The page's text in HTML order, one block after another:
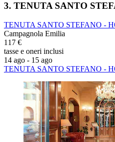
3. TENUTA SANTO
TENUTA SANTO STEFANO -
Campagnola Emilia
117 €
tasse e oneri inclusi
14 ago - 15 ago
TENUTA SANTO STEFANO -